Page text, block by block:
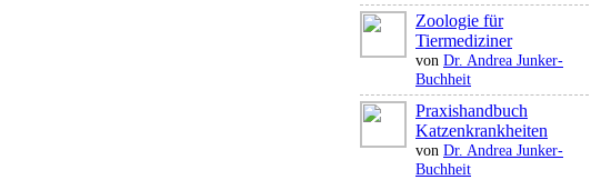
Zoologie für
Tiermediziner
von Dr. Andrea Junker-
Buchheit
Praxishandbuch
Katzenkrankheiten
von Dr. Andrea Junker-
Buchheit